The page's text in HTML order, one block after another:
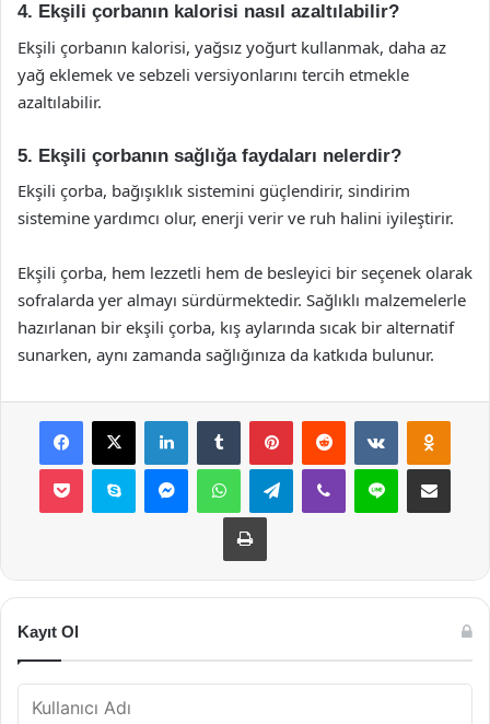
4. Ekşili çorbanın kalorisi nasıl azaltılabilir?
Ekşili çorbanın kalorisi, yağsız yoğurt kullanmak, daha az
yağ eklemek ve sebzeli versiyonlarını tercih etmekle
azaltılabilir.
5. Ekşili çorbanın sağlığa faydaları nelerdir?
Ekşili çorba, bağışıklık sistemini güçlendirir, sindirim
sistemine yardımcı olur, enerji verir ve ruh halini iyileştirir.
Ekşili çorba, hem lezzetli hem de besleyici bir seçenek olarak
sofralarda yer almayı sürdürmektedir. Sağlıklı malzemelerle
hazırlanan bir ekşili çorba, kış aylarında sıcak bir alternatif
sunarken, aynı zamanda sağlığınıza da katkıda bulunur.
Facebook
X LinkedInTumblr PinterestReddit VKontakte
Pocket Skype MessengerWhatsAppTelegramViber Line E-Posta ile
Yazdır
Kayıt Ol